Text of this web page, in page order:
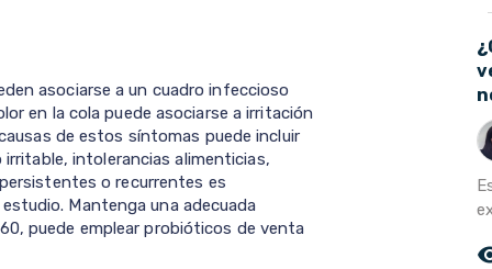
asociarse a un cuadro infeccioso
en la cola puede asociarse a irritación
de estos síntomas puede incluir
intolerancias alimenticias,
o recurrentes es
Mantenga una adecuada
puede emplear probióticos de venta